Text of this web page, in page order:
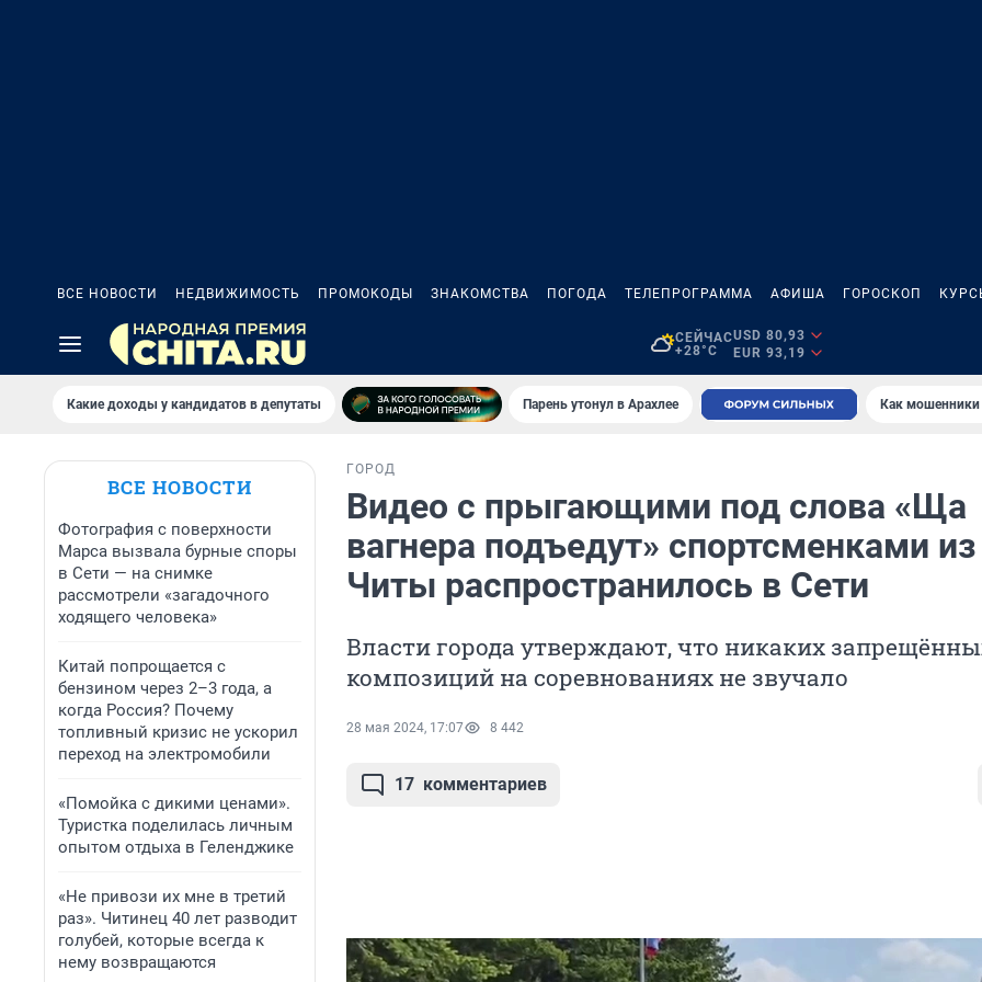
ВСЕ НОВОСТИ НЕДВИЖИМОСТЬ ПРОМОКОДЫ ЗНАКОМСТВА ПОГОДА ТЕЛЕПРОГРАММА АФИША ГОРОСКОП
СЕЙЧАС
+28°C
USD 80,93
EUR 93,19
Какие доходы у кандидатов в депутаты Парень утонул в Арахлее Как
ВСЕ НОВОСТИ
Фотография с поверхности
Марса вызвала бурные споры
в Сети — на снимке
рассмотрели «загадочного
ходящего человека»
Китай попрощается с
бензином через 2–3 года, а
когда Россия? Почему
топливный кризис не ускорил
переход на электромобили
«Помойка с дикими ценами».
Туристка поделилась личным
опытом отдыха в Геленджике
«Не привози их мне в третий
раз». Читинец 40 лет разводит
голубей, которые всегда к
нему возвращаются
ГОРОД
Видео с прыгающими под слова «Ща
вагнера подъедут» спортсменками из
Читы распространилось в Сети
Власти города утверждают, что никаких
композиций на соревнованиях не звучало
28 мая 2024, 17:07 8 442
17 комментариев